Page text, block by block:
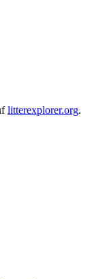
litterexplorer.org.